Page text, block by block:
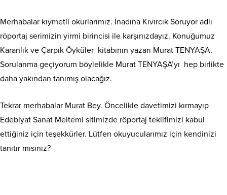
Merhabalar kıymetli okurlarımız. İnadına Kıvırcık Soruyor adlı
röportaj serimizin yirmi birincisi ile karşınızdayız. Konuğumuz
Karanlık ve Çarpık Öyküler kitabının yazarı Murat TENYAŞA.
Sorularıma geçiyorum böylelikle Murat TENYAŞA’yı hep birlikte
daha yakından tanımış olacağız.
Tekrar merhabalar Murat Bey. Öncelikle davetimizi kırmayıp
Edebiyat Sanat Meltemi sitimizde röportaj teklifimizi kabul
ettiğiniz için teşekkürler. Lütfen okuyucularımız için kendinizi
tanıtır mısınız?